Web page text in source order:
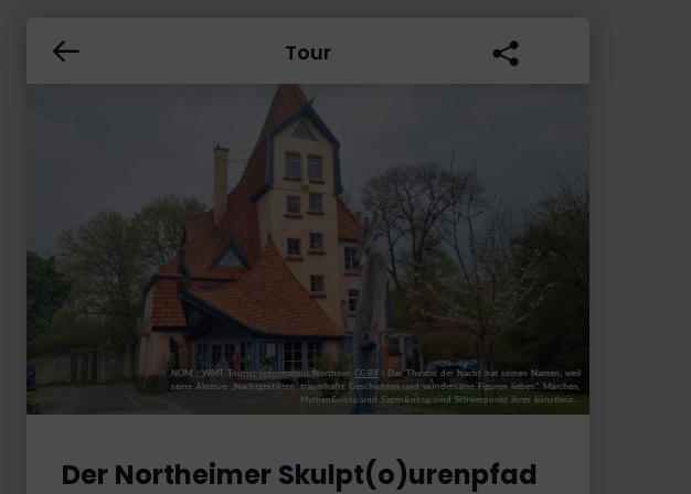
Tour
NOM - WMT Tourist-Information Northeim CC-BY | Das Theater der Nacht hat seinen Namen, weil
seine Akteure „Nachtgestalten, traumhafte Geschichten und wundersame Figuren lieben“. Märchen,
Mythen&nbsp;und Sagen&nbsp;sind Schwerpunkt ihres künstleris...
Der Northeimer Skulpt(o)urenpfad